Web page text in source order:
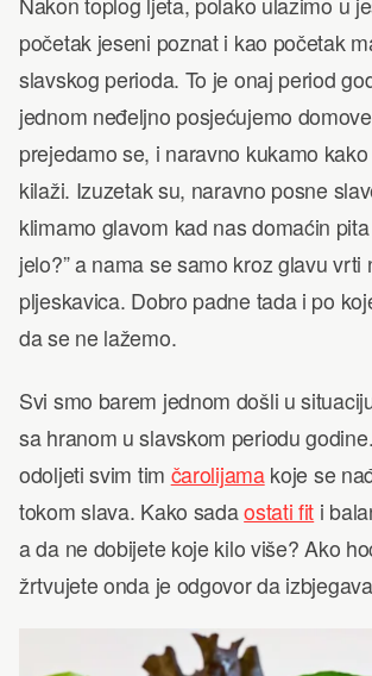
početak jeseni poznat i kao početak
slavskog perioda. To je onaj period
jednom neđeljno posjećujemo
prejedamo se, i naravno kukamo
kilaži. Izuzetak su, naravno posne
klimamo glavom kad nas domaćin pita
jelo?” a nama se samo kroz glavu vrti
pljeskavica. Dobro padne tada i po
da se ne lažemo.
Svi smo barem jednom došli u
sa hranom u slavskom periodu
odoljeti svim tim čarolijamakoje se
tokom slava. Kako sadaostati fit i
a da ne dobijete koje kilo više? Ako
žrtvujete onda je odgovor da